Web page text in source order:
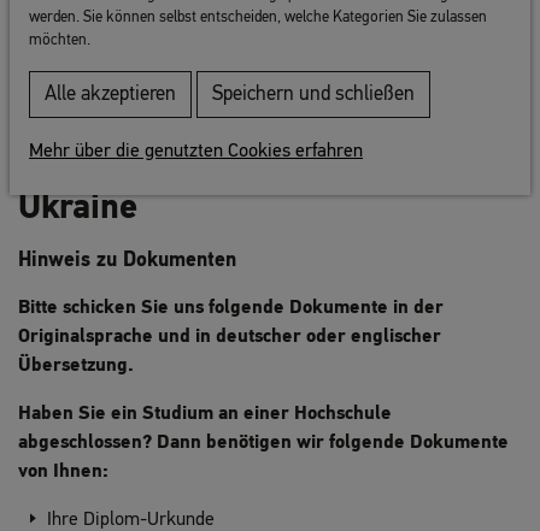
Zurück zur Liste
Ukraine
Hinweis zu Dokumenten
Bitte schicken Sie uns folgende Dokumente in der
Originalsprache und in deutscher oder englischer
Übersetzung.
Haben Sie ein Studium an einer Hochschule
abgeschlossen? Dann benötigen wir folgende Dokumente
von Ihnen:
Ihre Diplom-Urkunde
werden. Sie können selbst entscheiden, welche Kategorien Sie zulassen
möchten.
Alle akzeptieren Speichern und schließen
Mehr über die genutzten Cookies erfahren